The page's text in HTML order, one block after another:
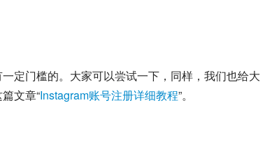
定门槛的。大家可以尝试一下，同样，我们也给大
文章“Instagram账号注册详细教程”。